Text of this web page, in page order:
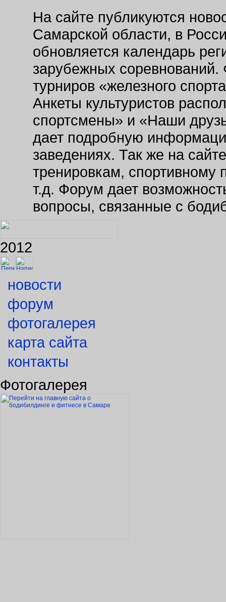
На сайте публикуются
Самарской области, в
обновляется календарь
зарубежных соревнований.
турниров «железного
Анкеты культуристов
спортсмены» и «Наши
дает подробную
заведениях. Так же на
тренировкам, спортивному
т.д. Форум дает
вопросы, связанные с
2012
форум
фотогалерея
карта сайта
контакты
Фотогалерея